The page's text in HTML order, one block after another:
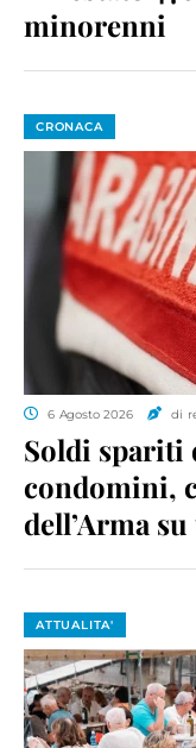
minorenni
CRONACA
6 Agosto 2026 di
Soldi spariti
condomini,
dell’Arma
ATTUALITA'